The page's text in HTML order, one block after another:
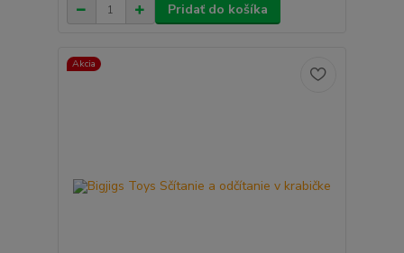
Pridať do košíka
Akcia